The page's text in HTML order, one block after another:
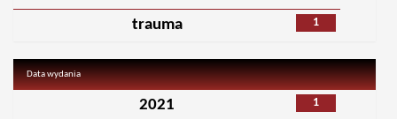
1
trauma
Data wydania
1
2021